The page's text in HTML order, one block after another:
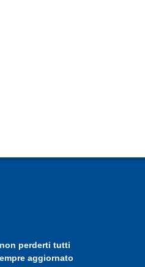
perderti tutti
aggiornato